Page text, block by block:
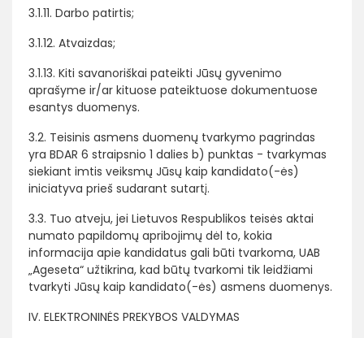
3.1.11. Darbo patirtis;
3.1.12. Atvaizdas;
3.1.13. Kiti savanoriškai pateikti Jūsų gyvenimo
aprašyme ir/ar kituose pateiktuose dokumentuose
esantys duomenys.
3.2. Teisinis asmens duomenų tvarkymo pagrindas
yra BDAR 6 straipsnio 1 dalies b) punktas - tvarkymas
siekiant imtis veiksmų Jūsų kaip kandidato(-ės)
iniciatyva prieš sudarant sutartį.
3.3. Tuo atveju, jei Lietuvos Respublikos teisės aktai
numato papildomų apribojimų dėl to, kokia
informacija apie kandidatus gali būti tvarkoma, UAB
„Ageseta“ užtikrina, kad būtų tvarkomi tik leidžiami
tvarkyti Jūsų kaip kandidato(-ės) asmens duomenys.
IV. ELEKTRONINĖS PREKYBOS VALDYMAS